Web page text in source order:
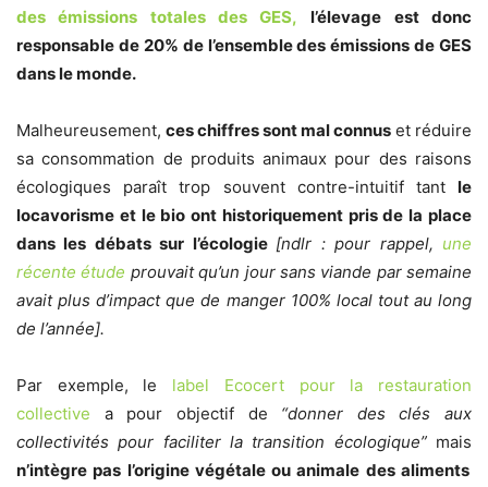
des émissions totales des GES,
l’élevage est donc
responsable de 20% de l’ensemble des émissions de GES
dans le monde.
Malheureusement, ces chiffres sont mal connus et réduire
sa consommation de produits animaux pour des raisons
écologiques paraît trop souvent contre-intuitif tant le
locavorisme et le bio ont historiquement pris de la place
dans les débats sur l’écologie [ndlr : pour rappel, une
récente étude prouvait qu’un jour sans viande par semaine
avait plus d’impact que de manger 100% local tout au long
de l’année].
Par exemple, le label Ecocert pour la restauration
collective a pour objectif de “donner des clés aux
collectivités pour faciliter la transition écologique”mais
n’intègre pas l’origine végétale ou animale des aliments